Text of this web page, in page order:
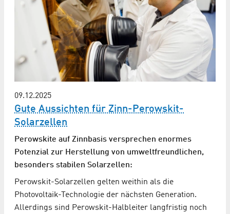
09.12.2025
Gute Aussichten für Zinn-Perowskit-
Solarzellen
Perowskite auf Zinnbasis versprechen enormes
Potenzial zur Herstellung von umweltfreundlichen,
besonders stabilen Solarzellen:
Perowskit-Solarzellen gelten weithin als die
Photovoltaik-Technologie der nächsten Generation.
Allerdings sind Perowskit-Halbleiter langfristig noch